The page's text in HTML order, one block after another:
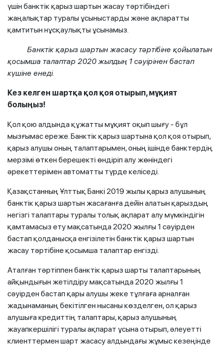
үшін банктік қарыз шартын жасау тәртібіндегі
жаңалықтар туралы ұсыныстарды және ақпаратты
қамтитын нұсқаулықты ұсынамыз.
Банктік қарыз шартын жасасу тәртібіне қойылатын
қосымша талаптар 2020 жылдың 1 сәуірінен бастап
күшіне енеді.
Кез келген шартқа қол қоя отырып, мұқият
болыңыз!
Қол қою алдында құжатты мұқият оқып шығу - бұл
мызғымас ереже. Банктік қарыз шартына қол қоя отырып,
қарыз алушы оның талаптарымен, оның ішінде банктердің
мерзімі өткен берешекті өндіріп алу жөніндегі
әрекеттерімен автоматты түрде келіседі.
Қазақстанның Ұлттық Банкі 2019 жылы қарыз алушының
банктік қарыз шартын жасағанға дейін алатын қарыздың
негізгі талаптары туралы толық ақпарат алу мүмкіндігін
қамтамасыз ету мақсатында 2020 жылғы 1 сәуірден
бастап қолданысқа енгізілетін банктік қарыз шартын
жасау тәртібіне қосымша талаптар енгізді.
Аталған тәртіппен банктік қарыз шарты талаптарының
айқындығын жетілдіру мақсатында 2020 жылғы 1
сәуірден бастап қары алушы жеке тұлғаға арналған
жадынаманың бекітілген нысаны көзделген, ол қарыз
алушыға кредиттің талаптары, қарыз алушының
жауапкершілігі туралы ақпарат ұсына отырып, әлеуетті
клиенттермен шарт жасасу алдындағы жұмыс кезеңінде